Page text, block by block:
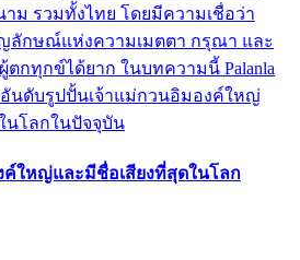
าม รวมทั้งไทย โดยมีความเชื่อว่า
ลักษณ์แห่งความเมตตา กรุณา และ
ตกทุกข์ได้ยาก ในบทความนี้ Palanla
อันดับรูปปั้นเจ้าแม่กวนอิมองค์ใหญ่
นโลกในปัจจุบัน
ค์ใหญ่และมีชื่อเสียงที่สุดในโลก